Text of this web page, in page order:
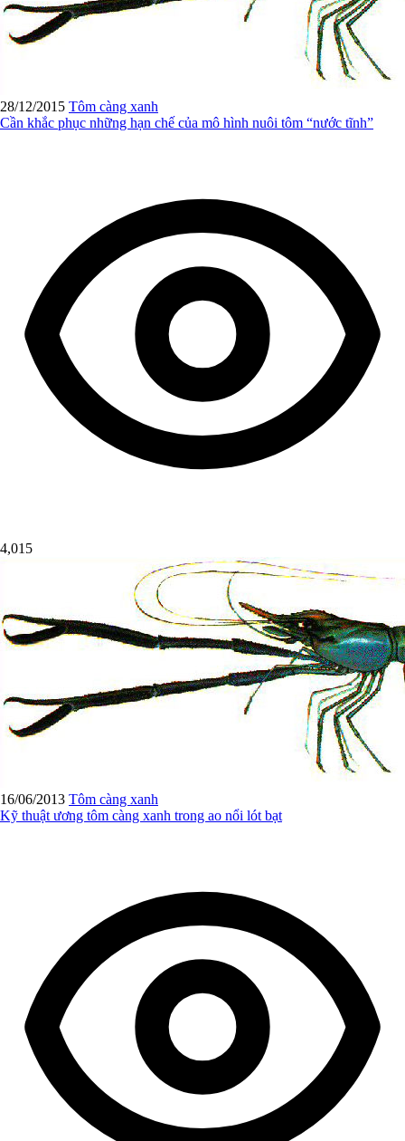
28/12/2015 Tôm càng xanh
Cần khắc phục những hạn chế của mô hình nuôi tôm “nước tĩnh”
4,015
16/06/2013 Tôm càng xanh
Kỹ thuật ương tôm càng xanh trong ao nổi lót bạt